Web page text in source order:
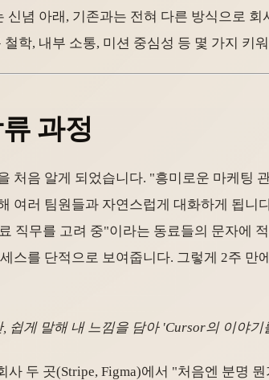
념 아래, 기존과는 전혀 다른 방식으로
학, 내부 소통, 미션 중심성 등 몇 가지 키
과정
처음 알게 되었습니다. "흥미로운 마케팅
여러 팀원들과 자연스럽게 대화하게 됩니
직무를 고려 중"이라는 동료들의 문자에
스를 단적으로 보여줍니다. 그렇게 2주 만
쉽게 말해 내 느낌을 담아 'Cursor의 이야
두 곳(Stripe, Figma)에서 "처음엔 분명